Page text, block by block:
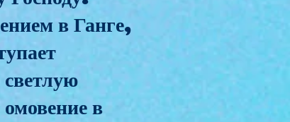
в Ганге,
в